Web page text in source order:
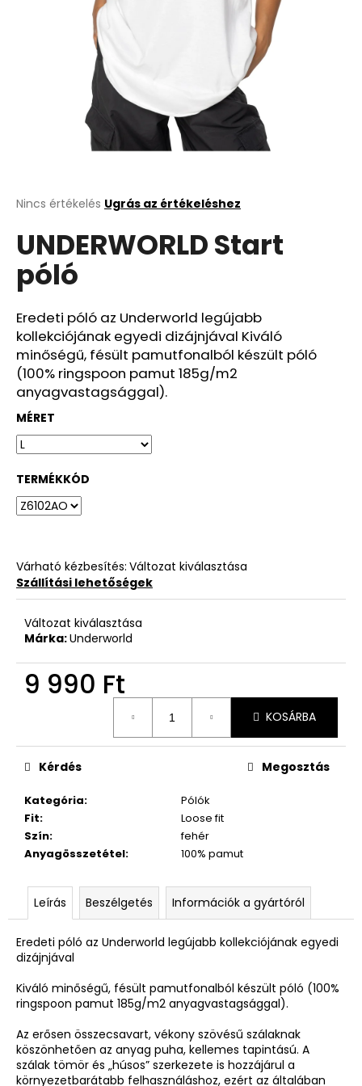
A
átlagos
értékelése
ből
0,0
csillag.
Nincs értékelés Ugrás az értékeléshez
UNDERWORLD Start
póló
Eredeti póló az Underworld legújabb
kollekciójának egyedi dizájnjával Kiváló
minőségű, fésült pamutfonalból készült póló
(100% ringspoon pamut 185g/m2
anyagvastagsággal).
MÉRET
TERMÉKKÓD
Várható kézbesítés: Változat kiválasztása
Szállítási lehetőségek
Változat kiválasztása
Márka:Underworld
9 990 Ft
KOSÁRBA
Kategória:
Pólók
Fit:
Loose fit
Szín:
fehér
Anyagösszetétel: 100% pamut
Kérdés Megosztás
Leírás Beszélgetés Információk a gyártóról
Eredeti póló az Underworld legújabb kollekciójának egyedi
dizájnjával
Kiváló minőségű, fésült pamutfonalból készült póló (100%
ringspoon pamut 185g/m2 anyagvastagsággal).
Az erősen összecsavart, vékony szövésű szálaknak
köszönhetően az anyag puha, kellemes tapintású. A
szálak tömör és „húsos” szerkezete is hozzájárul a
környezetbarátabb felhasználáshoz, ezért az általában